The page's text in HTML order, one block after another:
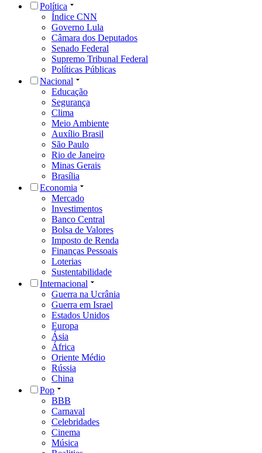
Política
Índice CNN
Governo Lula
Câmara dos Deputados
Senado Federal
Supremo Tribunal Federal
Políticas Públicas
Nacional
Educação
Segurança
Clima
Meio Ambiente
Auxílio Brasil
São Paulo
Rio de Janeiro
Minas Gerais
Brasília
Economia
Mercado
Investimentos
Banco Central
Bolsa de Valores
Imposto de Renda
Finanças Pessoais
Loterias
Sustentabilidade
Internacional
Guerra na Ucrânia
Guerra em Israel
Estados Unidos
Europa
Ásia
África
Oriente Médio
Rússia
China
Pop
BBB
Carnaval
Celebridades
Cinema
Música